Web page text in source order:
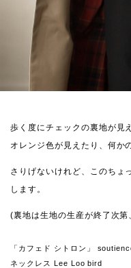
歩く度にチェックの裏地が見
オレンジ色が見えたり、何か
さりげないけれど、このちょ
します。
(裏地は生地の生産が終了次
「カフェド シトロン」
ネックレス Lee Loo bird